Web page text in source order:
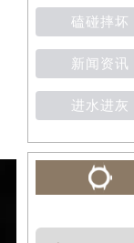
磕碰摔坏
新闻资讯
进水进灰